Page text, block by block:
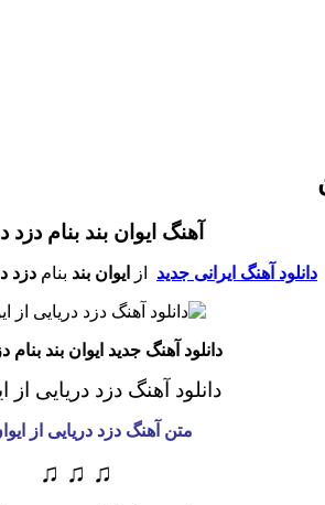
آهنگ ایوان بند بنام دزد
دانلود آهنگ ایرانی جدید از ایوان بند بنام دزد
دانلود آهنگ جدید ایوان بند بنام
دانلود آهنگ دزد دریایی از
متن آهنگ دزد دریایی از
♫ ♫ ♫